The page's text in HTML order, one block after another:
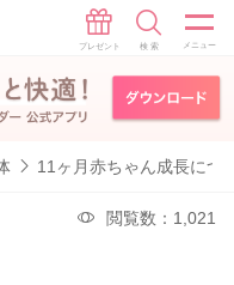
11ヶ月赤ちゃん成長につ
閲覧数：1,021